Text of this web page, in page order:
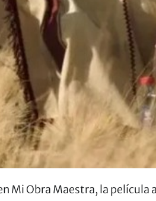
Mi Obra Maestra, la película